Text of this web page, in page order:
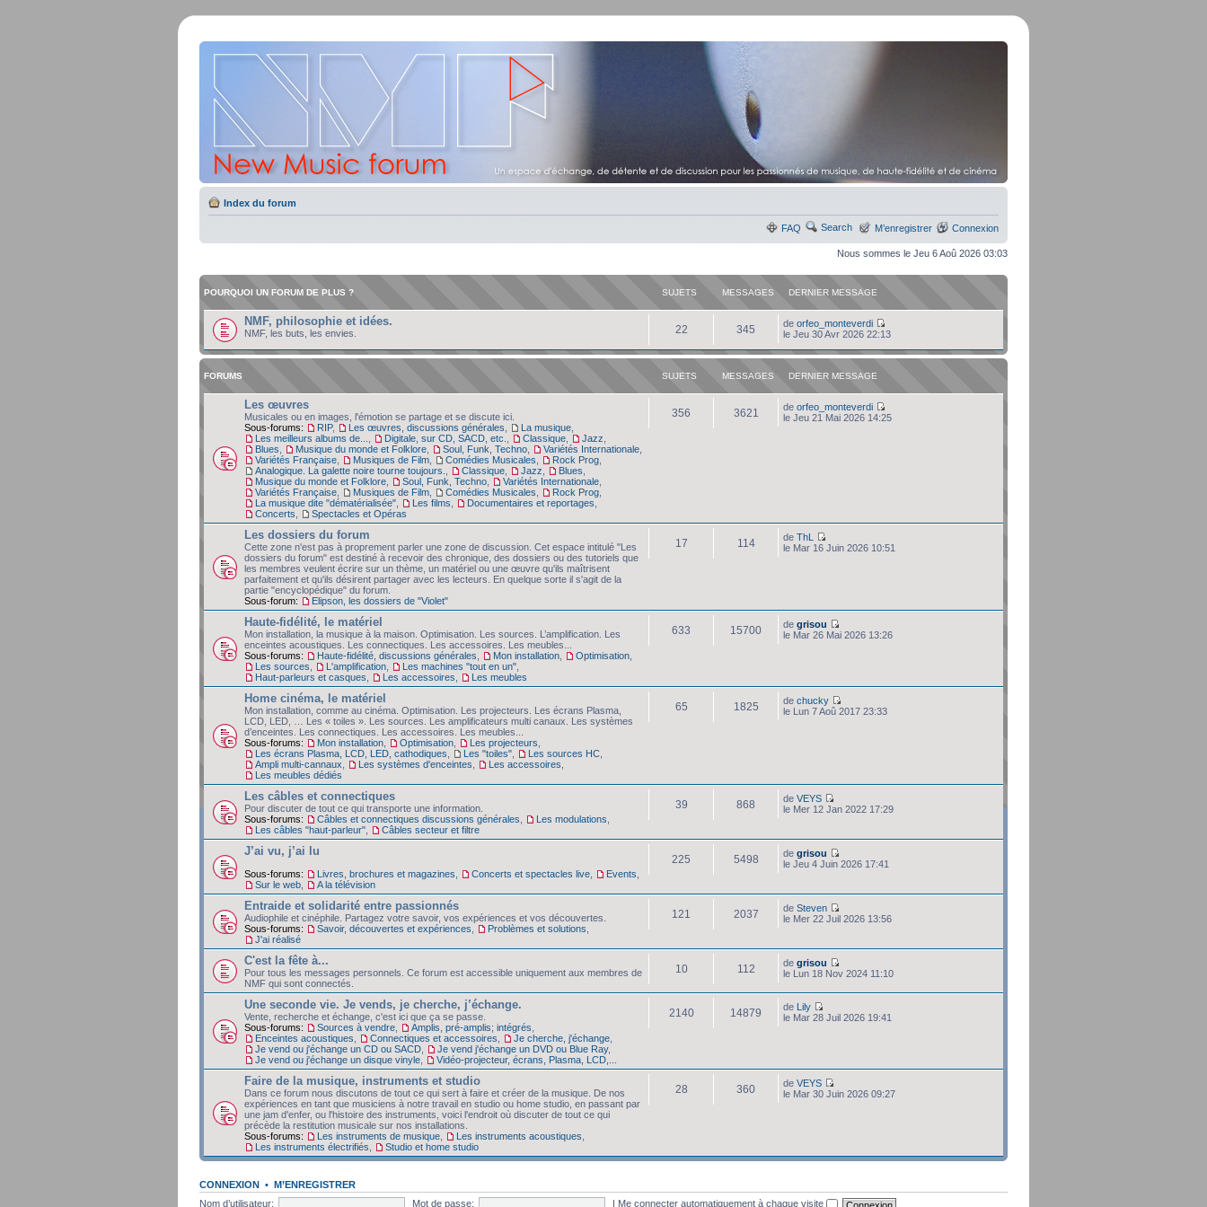
Index du forum
FAQ Search M’enregistrer Connexion
Nous sommes le Jeu 6 Aoû 2026 03:03
POURQUOI UN FORUM DE PLUS ? SUJETS MESSAGES DERNIER MESSAGE
NMF, philosophie et idées.
NMF, les buts, les envies. 22 345 deorfeo_monteverdi
le Jeu 30 Avr 2026 22:13
FORUMS SUJETS MESSAGES DERNIER MESSAGE
Les œuvres
Musicales ou en images, l'émotion se partage et se discute ici.
Sous-forums:
RIP, Les œuvres, discussions générales La musique
Les meilleurs albums de...
Digitale, sur CD, SACD, etc. Classique Jazz
Blues
Musique du monde et Folklore Soul, Funk, Techno Variétés Internationale
Variétés Française
Musiques de Film Comédies Musicales Rock Prog
Analogique. La galette noire tourne toujours.
Classique Jazz Blues
Musique du monde et Folklore
Soul, Funk, Techno Variétés Internationale
Variétés Française
Musiques de Film Comédies Musicales Rock Prog
La musique dite "dématérialisée"
Les films Documentaires et reportages
Concerts
Spectacles et Opéras
356 3621 deorfeo_monteverdi
le Jeu 21 Mai 2026 14:25
Les dossiers du forum
Cette zone n'est pas à proprement parler une zone de discussion. Cet espace intitulé "Les
dossiers du forum" est destiné à recevoir des chronique, des dossiers ou des tutoriels que
les membres veulent écrire sur un thème, un matériel ou une œuvre qu'ils maîtrisent
parfaitement et qu'ils désirent partager avec les lecteurs. En quelque sorte il s'agit de la
partie "encyclopédique" du forum.
Sous-forum:
Elipson, les dossiers de "Violet"
17 114 deThL
le Mar 16 Juin 2026 10:51
Haute-fidélité, le matériel
Mon installation, la musique à la maison. Optimisation. Les sources. L’amplification. Les
enceintes acoustiques. Les connectiques. Les accessoires. Les meubles...
Sous-forums:
Haute-fidélité, discussions générales Mon installation Optimisation
Les sources
L'amplification Les machines "tout en un"
Haut-parleurs et casques
Les accessoires Les meubles
633 15700 degrisou
le Mar 26 Mai 2026 13:26
Home cinéma, le matériel
Mon installation, comme au cinéma. Optimisation. Les projecteurs. Les écrans Plasma,
LCD, LED, … Les « toiles ». Les sources. Les amplificateurs multi canaux. Les systèmes
d’enceintes. Les connectiques. Les accessoires. Les meubles...
Sous-forums:
Mon installation Optimisation Les projecteurs
Les écrans Plasma, LCD, LED, cathodiques
Les "toiles" Les sources HC
Ampli multi-cannaux
Les systèmes d'enceintes Les accessoires
Les meubles dédiés
65 1825 dechucky
le Lun 7 Aoû 2017 23:33
Les câbles et connectiques
Pour discuter de tout ce qui transporte une information.
Sous-forums:
Câbles et connectiques discussions générales Les modulations
Les câbles "haut-parleur"
Câbles secteur et filtre
39 868 deVEYS
le Mer 12 Jan 2022 17:29
J’ai vu, j’ai lu
Sous-forums: Livres, brochures et magazines Concerts et spectacles live Events
Sur le web
A la télévision
225 5498 degrisou
le Jeu 4 Juin 2026 17:41
Entraide et solidarité entre passionnés
Audiophile et cinéphile. Partagez votre savoir, vos expériences et vos découvertes.
Sous-forums:
Savoir, découvertes et expériences Problèmes et solutions
J'ai réalisé
121 2037 deSteven
le Mer 22 Juil 2026 13:56
C'est la fête à...
Pour tous les messages personnels. Ce forum est accessible uniquement aux membres de
NMF qui sont connectés.
10 112 degrisou
le Lun 18 Nov 2024 11:10
Une seconde vie. Je vends, je cherche, j’échange.
Vente, recherche et échange, c'est ici que ça se passe.
Sous-forums:
Sources à vendre Amplis, pré-amplis; intégrés
Enceintes acoustiques
Connectiques et accessoires Je cherche, j'échange
Je vend ou j'échange un CD ou SACD
Je vend j'échange un DVD ou Blue Ray,
Je vend ou j'échange un disque vinyle
Vidéo-projecteur, écrans, Plasma, LCD,...
2140 14879 de Lily
le Mar 28 Juil 2026 19:41
Faire de la musique, instruments et studio
Dans ce forum nous discutons de tout ce qui sert à faire et créer de la musique. De nos
expériences en tant que musiciens à notre travail en studio ou home studio, en passant par
une jam d'enfer, ou l'histoire des instruments, voici l'endroit où discuter de tout ce qui
précède la restitution musicale sur nos installations.
Sous-forums:
Les instruments de musique Les instruments acoustiques
Les instruments électrifiés
Studio et home studio
28 360 deVEYS
le Mar 30 Juin 2026 09:27
CONNEXION • M’ENREGISTRER
Nom d’utilisateur:
Mot de passe: Me connecter automatiquement à chaque visite